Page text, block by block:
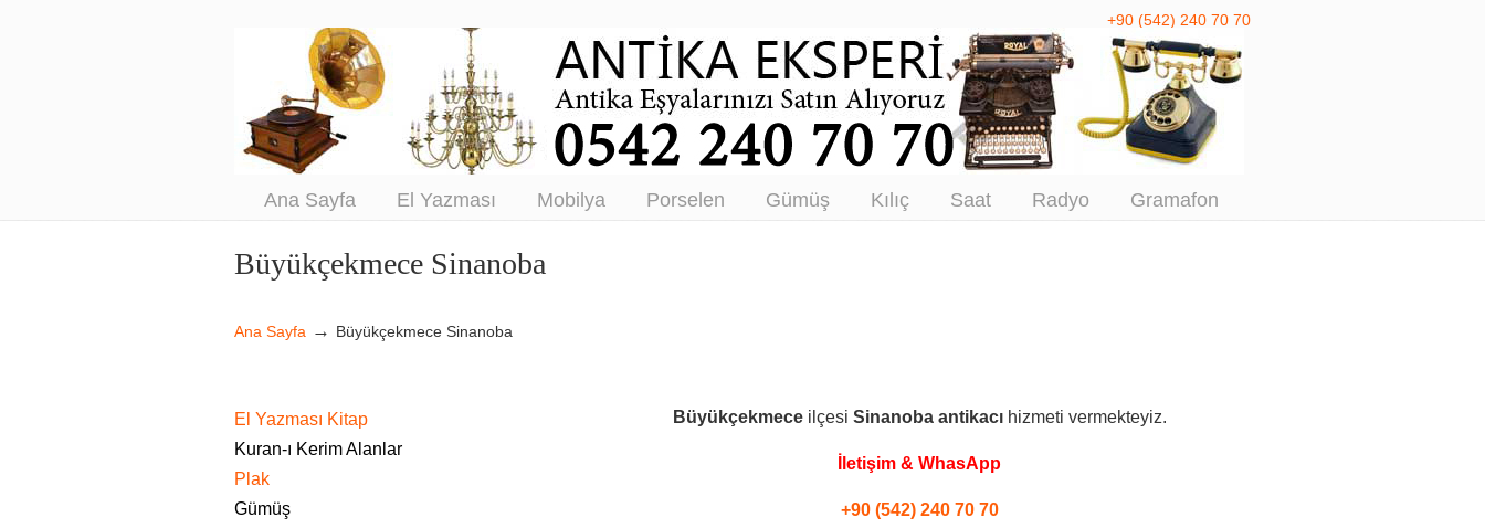
Antikacı – Antika Eşya Alanlar – Antika Alım
Satım
+90 (542) 240 70 70
Ana Sayfa El Yazması Mobilya Porselen Gümüş Kılıç Saat Radyo Gramafon
Navigation
Büyükçekmece Sinanoba
Ana Sayfa → Büyükçekmece Sinanoba
Büyükçekmece ilçesi Sinanoba antikacıhizmeti vermekteyiz.
İletişim & WhasApp
+90 (542) 240 70 70
El Yazması Kitap
Kuran-ı Kerim Alanlar
Plak
Gümüş